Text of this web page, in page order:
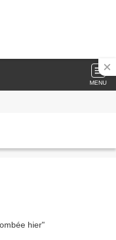
MENU